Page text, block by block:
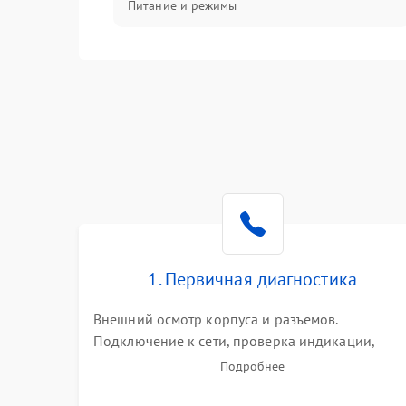
Питание и режимы
1. Первичная диагностика
Внешний осмотр корпуса и разъемов.
Подключение к сети, проверка индикации,
звуковых сигналов и кодов ошибок. Измерение
Подробнее